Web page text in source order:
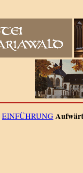
EINFÜHRUNG